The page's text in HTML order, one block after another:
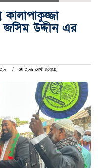
কালাপাকুজ্জা
জসিম উদ্দীন এর
২৬৮ দেখা হয়েছে